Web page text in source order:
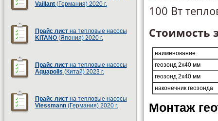
Vaillant(Германия) 2020 г.
Прайс листна тепловые насосы
KITANO(Япония) 2020 г.
Прайс листна тепловые насосы
Aquapolis (Китай) 2023 г.
Прайс листна тепловые насосы
Viessmann(Германия) 2020 г.
100 Вт
Стоимость
наименование
геозонд 2х40 мм
геозонд 2х40 мм
наконечник геозонда
Монтаж